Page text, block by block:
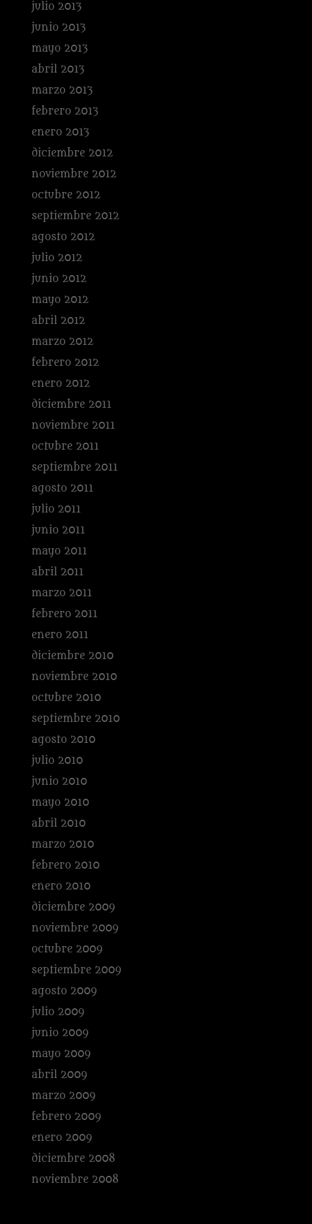
julio 2013
junio 2013
mayo 2013
abril 2013
marzo 2013
febrero 2013
enero 2013
diciembre 2012
noviembre 2012
octubre 2012
septiembre 2012
agosto 2012
julio 2012
junio 2012
mayo 2012
abril 2012
marzo 2012
febrero 2012
enero 2012
diciembre 2011
noviembre 2011
octubre 2011
septiembre 2011
agosto 2011
julio 2011
junio 2011
mayo 2011
abril 2011
marzo 2011
febrero 2011
enero 2011
diciembre 2010
noviembre 2010
octubre 2010
septiembre 2010
agosto 2010
julio 2010
junio 2010
mayo 2010
abril 2010
marzo 2010
febrero 2010
enero 2010
diciembre 2009
noviembre 2009
octubre 2009
septiembre 2009
agosto 2009
julio 2009
junio 2009
mayo 2009
abril 2009
marzo 2009
febrero 2009
enero 2009
diciembre 2008
noviembre 2008